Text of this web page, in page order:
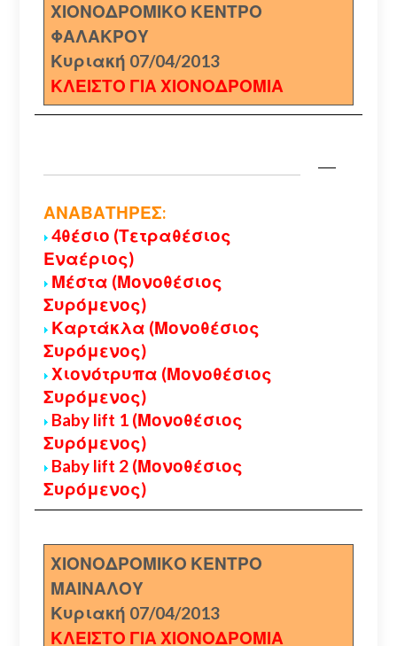
ΧΙΟΝΟΔΡΟΜΙΚΟ ΚΕΝΤΡΟ
ΦΑΛΑΚΡΟΥ
Κυριακή 07/04/2013
ΚΛΕΙΣΤΟ ΓΙΑ ΧΙΟΝΟΔΡΟΜΙΑ
ΑΝΑΒΑΤΗΡΕΣ:
4θέσιο (Τετραθέσιος
Εναέριος)
Μέστα (Μονοθέσιος
Συρόμενος)
Καρτάκλα (Μονοθέσιος
Συρόμενος)
Χιονότρυπα (Μονοθέσιος
Συρόμενος)
Baby lift 1 (Μονοθέσιος
Συρόμενος)
Baby lift 2 (Μονοθέσιος
Συρόμενος)
ΧΙΟΝΟΔΡΟΜΙΚΟ ΚΕΝΤΡΟ
ΜΑΙΝΑΛΟΥ
Κυριακή 07/04/2013
ΚΛΕΙΣΤΟ ΓΙΑ ΧΙΟΝΟΔΡΟΜΙΑ